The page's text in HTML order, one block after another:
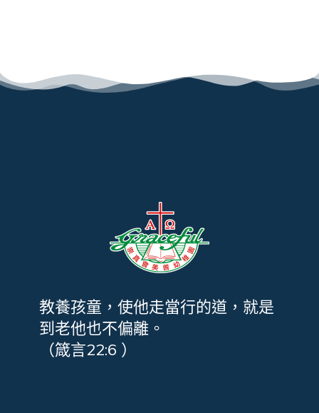
教養孩童，使他走當行的道，就是
到老他也不偏離。
（箴言22:6 ）